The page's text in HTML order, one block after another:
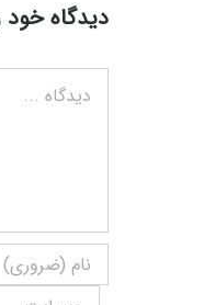
دیدگاه خود
دیدگاه